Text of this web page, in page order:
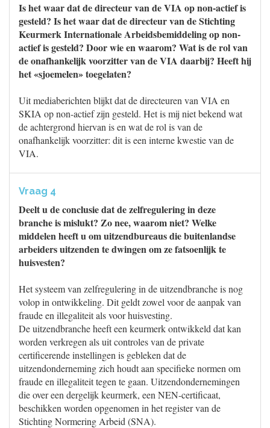
Is het waar dat de directeur van de VIA op non-actief is
gesteld? Is het waar dat de directeur van de Stichting
Keurmerk Internationale Arbeidsbemiddeling op non-
actief is gesteld? Door wie en waarom? Wat is de rol van
de onafhankelijk voorzitter van de VIA daarbij? Heeft hij
het «sjoemelen» toegelaten?
Uit mediaberichten blijkt dat de directeuren van VIA en
SKIA op non-actief zijn gesteld. Het is mij niet bekend wat
de achtergrond hiervan is en wat de rol is van de
onafhankelijk voorzitter: dit is een interne kwestie van de
VIA.
Vraag 4
Deelt u de conclusie dat de zelfregulering in deze
branche is mislukt? Zo nee, waarom niet? Welke
middelen heeft u om uitzendbureaus die buitenlandse
arbeiders uitzenden te dwingen om ze fatsoenlijk te
huisvesten?
Het systeem van zelfregulering in de uitzendbranche is nog
volop in ontwikkeling. Dit geldt zowel voor de aanpak van
fraude en illegaliteit als voor huisvesting.
De uitzendbranche heeft een keurmerk ontwikkeld dat kan
worden verkregen als uit controles van de private
certificerende instellingen is gebleken dat de
uitzendonderneming zich houdt aan specifieke normen om
fraude en illegaliteit tegen te gaan. Uitzendondernemingen
die over een dergelijk keurmerk, een NEN-certificaat,
beschikken worden opgenomen in het register van de
Stichting Normering Arbeid (SNA).